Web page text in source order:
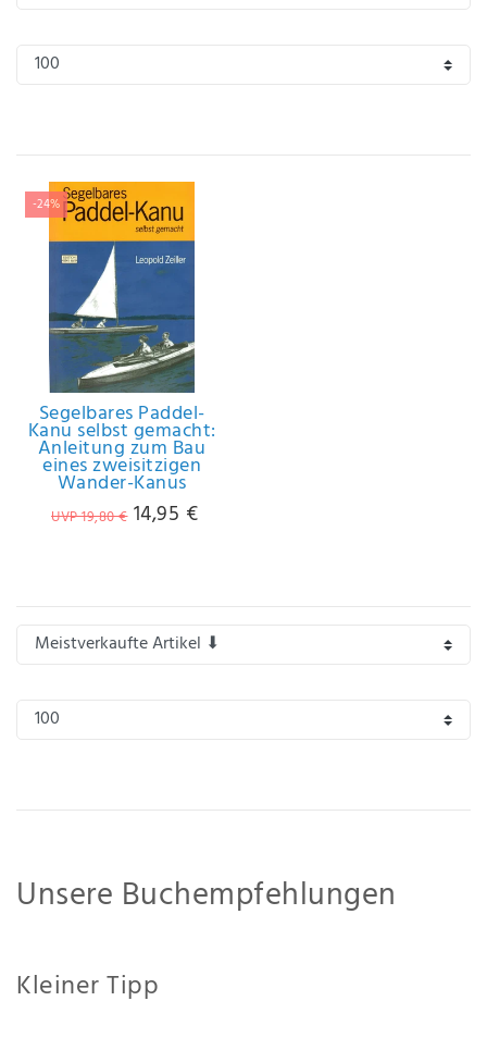
Hiermit
bestätige
ich, dass
ich die
Daten­
schutz­
erklärung
gelesen
habe.*
rag
-24%
Segelbares Paddel-
Kanu selbst gemacht:
Anleitung zum Bau
eines zweisitzigen
Wander-Kanus
UVP 19,80 € 14,95 €
Unsere Buchempfehlungen
Kleiner Tipp